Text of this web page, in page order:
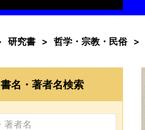
研究書 哲学・宗教・民俗
書名・著者名検索